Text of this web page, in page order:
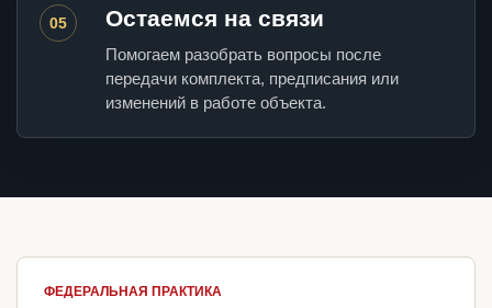
05 Остаемся на связи
Помогаем разобрать вопросы после
передачи комплекта, предписания или
изменений в работе объекта.
ФЕДЕРАЛЬНАЯ ПРАКТИКА